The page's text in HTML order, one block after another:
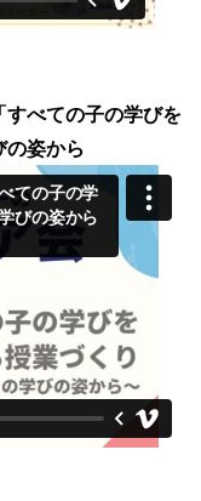
べての子の学びを
姿から